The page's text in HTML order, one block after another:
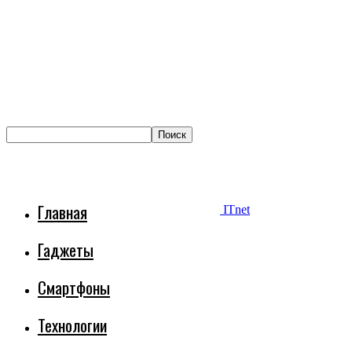
ITnet
Главная
Гаджеты
Смартфоны
Технологии